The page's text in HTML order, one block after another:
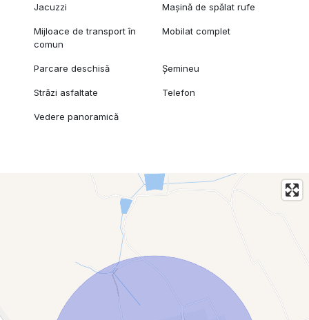
Jacuzzi Mașină de spălat rufe
Mijloace de transport în
comun
Mobilat complet
Parcare deschisă Șemineu
Străzi asfaltate Telefon
Vedere panoramică